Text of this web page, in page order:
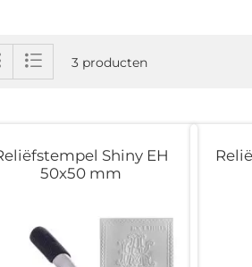
Tonen
als
Foto-
tabel 3producten
Shiny EH
50x50 mm